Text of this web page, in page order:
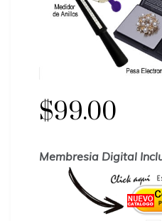
$99.00
Membresia Digital